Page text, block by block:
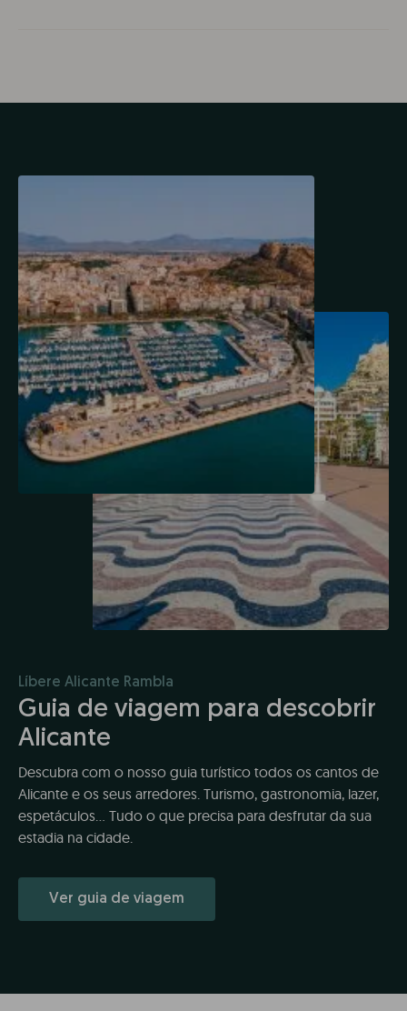
Líbere Alicante Rambla
Guia de viagem para descobrir
Alicante
Descubra com o nosso guia turístico todos os cantos de
Alicante e os seus arredores. Turismo, gastronomia, lazer,
espetáculos... Tudo o que precisa para desfrutar da sua
estadia na cidade.
Ver guia de viagem